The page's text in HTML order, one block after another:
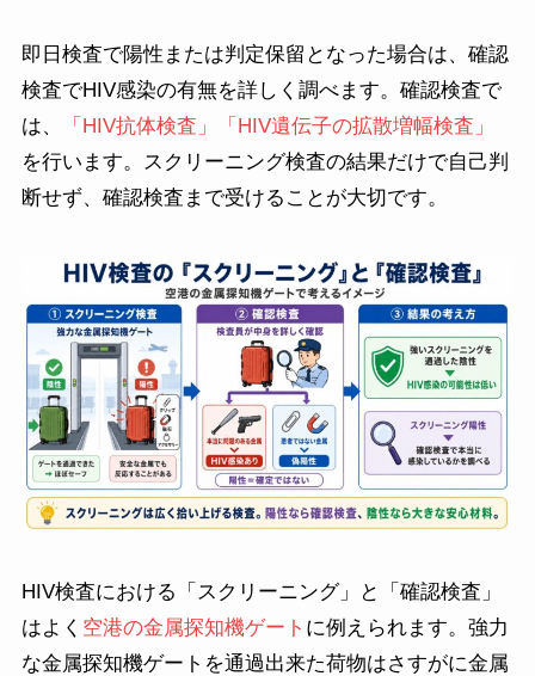
即日検査で陽性または判定保留となった場合は、確認
検査でHIV感染の有無を詳しく調べます。確認検査で
は、
「HIV抗体検査」「HIV遺伝子の拡散増幅検査」
を行います。スクリーニング検査の結果だけで自己判
断せず、確認検査まで受けることが大切です。
HIV検査における「スクリーニング」と「確認検査」
はよく 空港の金属探知機ゲート に例えられます。強力
な金属探知機ゲートを通過出来た荷物はさすがに金属